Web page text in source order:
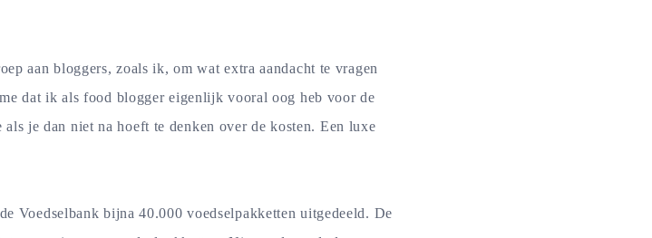
aan bloggers, zoals ik, om wat extra aandacht te vragen
dat ik als food blogger eigenlijk vooral oog heb voor de
je dan niet na hoeft te denken over de kosten. Een luxe
Voedselbank bijna 40.000 voedselpakketten uitgedeeld. De